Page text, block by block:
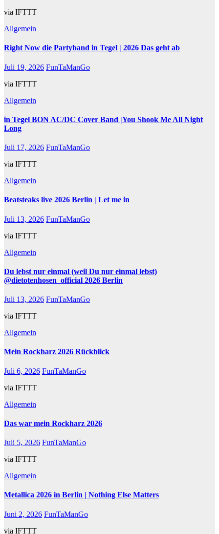
via IFTTT
Allgemein
Right Now die Partyband in Tegel | 2026 Das geht ab
Juli 19, 2026 FunTaManGo
via IFTTT
Allgemein
in Tegel BON AC/DC Cover Band |You Shook Me All Night
Long
Juli 17, 2026 FunTaManGo
via IFTTT
Allgemein
Beatsteaks live 2026 Berlin | Let me in
Juli 13, 2026 FunTaManGo
via IFTTT
Allgemein
Du lebst nur einmal (weil Du nur einmal lebst)
@dietotenhosen_official 2026 Berlin
Juli 13, 2026 FunTaManGo
via IFTTT
Allgemein
Mein Rockharz 2026 Rückblick
Juli 6, 2026 FunTaManGo
via IFTTT
Allgemein
Das war mein Rockharz 2026
Juli 5, 2026 FunTaManGo
via IFTTT
Allgemein
Metallica 2026 in Berlin | Nothing Else Matters
Juni 2, 2026 FunTaManGo
via IFTTT